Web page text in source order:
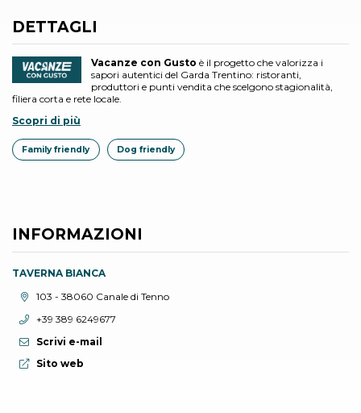
DETTAGLI
Vacanze con Gusto è il progetto che valorizza i
sapori autentici del Garda Trentino: ristoranti,
produttori e punti vendita che scelgono stagionalità,
filiera corta e rete locale.
Scopri di più
Family friendly Dog friendly
INFORMAZIONI
TAVERNA BIANCA
Località:103 - 38060 Canale di Tenno
Telefono:
+39 389 6249677
Scrivi e-mail
Sito web:
Sito web